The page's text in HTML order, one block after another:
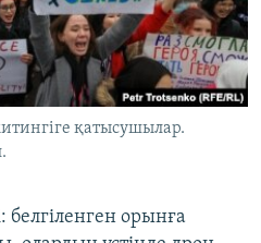
қатысушылар.
белгіленген орынға